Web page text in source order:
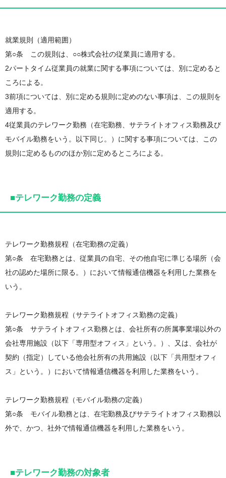
就業規則（適用範囲）
第○条 この規則は、○○株式会社の従業員に適用する。
2パートタイム従業員の就業に関する事項については、別に定めると
ころによる。
3前項については、別に定める規則に定めのない事項は、この規則を
適用する。
4従業員のテレワーク勤務（在宅勤務、サテライトオフィス勤務及び
モバイル勤務をいう。以下同じ。）に関する事項については、この
規則に定めるもののほか別に定めるところによる。
■テレワーク勤務の定義
テレワーク勤務規程（在宅勤務の定義）
第○条 在宅勤務とは、従業員の自宅、その他自宅に準じる場所（会
社の認めた場所に限る。）において情報通信機器を利用した業務を
いう。
テレワーク勤務規程（サテライトオフィス勤務の定義）
第○条 サテライトオフィス勤務とは、会社所有の所属事業場以外の
会社専用施設（以下「専用型オフィス」という。）、又は、会社が
契約（指定）している他会社所有の共用施設（以下「共用型オフィ
ス」という。）において情報通信機器を利用した業務をいう。
テレワーク勤務規程（モバイル勤務の定義）
第○条 モバイル勤務とは、在宅勤務及びサテライトオフィス勤務以
外で、かつ、社外で情報通信機器を利用した業務をいう。
■テレワーク勤務の対象者